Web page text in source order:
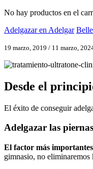
No hay productos en el
Adelgazar en Adelgar
19 marzo, 2019 / 11 marzo,
Desde el
El éxito de conseguir
Adelgazar las
El factor más
gimnasio, no